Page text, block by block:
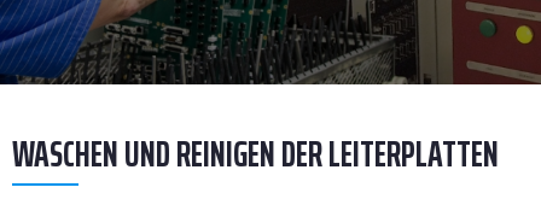
WASCHEN UND REINIGEN DER LEITERPLATTEN